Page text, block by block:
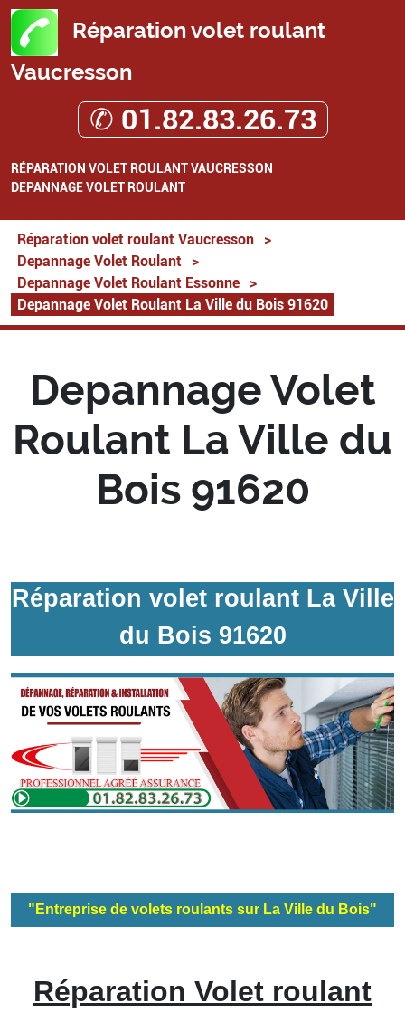
Réparation volet roulant
Vaucresson
✆ 01.82.83.26.73
RÉPARATION VOLET ROULANT VAUCRESSON
DEPANNAGE VOLET ROULANT
Réparation volet roulant Vaucresson
>
Depannage Volet Roulant
>
Depannage Volet Roulant Essonne
>
Depannage Volet Roulant La Ville du Bois 91620
Depannage Volet
Roulant La Ville du
Bois 91620
Réparation volet roulant La Ville
du Bois 91620
"Entreprise de volets roulants sur La Ville du Bois"
Réparation Volet roulant